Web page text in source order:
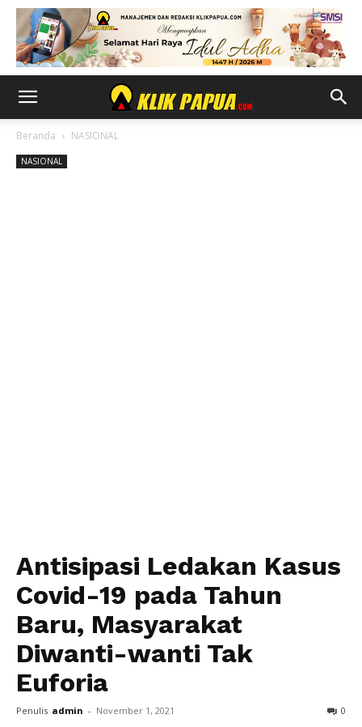
Beranda NASIONAL
NASIONAL
Antisipasi Ledakan Kasus
Covid-19 pada Tahun
Baru, Masyarakat
Diwanti-wanti Tak
Euforia
Penulis admin - November 1, 2021 0